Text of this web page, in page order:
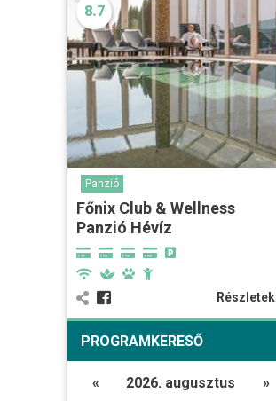
8.7
Panzió
Főnix Club & Wellness
Panzió Hévíz
Részletek
PROGRAMKERESŐ
« 2026. augusztus
»